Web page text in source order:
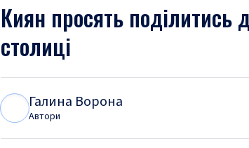
Киян просять поділитись
столиці
Галина Ворона
Автори